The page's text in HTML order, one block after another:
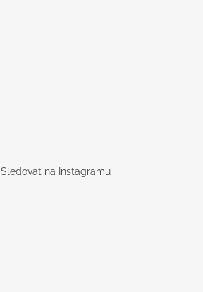
Sledovat na Instagramu